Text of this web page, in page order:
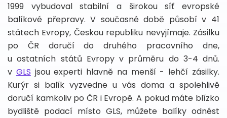
1999 vybudoval stabilní a širokou síť evropské
balíkové přepravy. V současné době působí v 41
státech Evropy, Českou republiku nevyjímaje. Zásilku
po ČR doručí do druhého pracovního dne,
u ostatních států Evropy v průměru do 3-4 dnů.
v GLS jsou experti hlavně na menší - lehčí zásilky.
Kurýr si balík vyzvedne u vás doma a spolehlivě
doručí kamkoliv po ČR i Evropě. A pokud máte blízko
bydliště podací místo GLS, můžete balíky odnést